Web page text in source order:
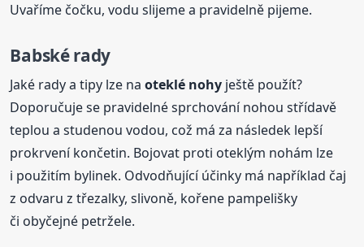
Uvaříme čočku, vodu slijeme a pravidelně pijeme.
Babské rady
Jaké rady a tipy lze naoteklé nohy ještě použít?
Doporučuje se pravidelné sprchování nohou střídavě
teplou a studenou vodou, což má za následek lepší
prokrvení končetin. Bojovat proti oteklým nohám lze
i použitím bylinek. Odvodňující účinky má například čaj
z odvaru z třezalky, slivoně, kořene pampelišky
či obyčejné petržele.